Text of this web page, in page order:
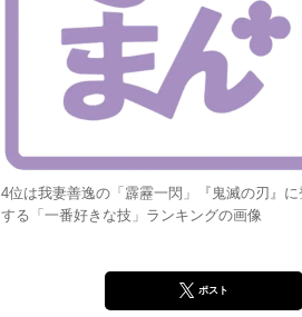
4位は我妻善逸の「霹靂一閃」『鬼滅の刃』に
する「一番好きな技」ランキングの画像
ポスト